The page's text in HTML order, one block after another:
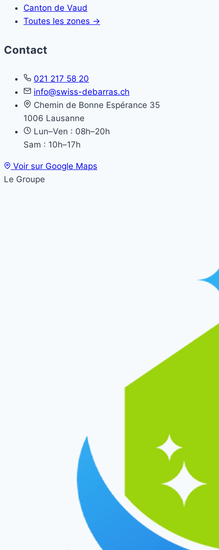
Canton de Vaud
Toutes les zones →
Contact
021 217 58 20
info@swiss-debarras.ch
Chemin de Bonne Espérance 35
1006 Lausanne
Lun–Ven : 08h–20h
Sam : 10h–17h
Voir sur Google Maps
Le Groupe